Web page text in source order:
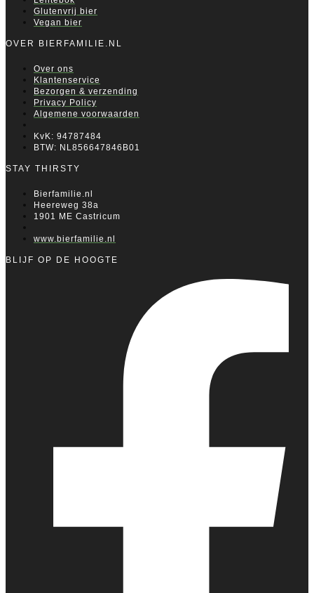
Glutenvrij bier
Vegan bier
OVER BIERFAMILIE.NL
Over ons
Klantenservice
Bezorgen & verzending
Privacy Policy
Algemene voorwaarden
KvK: 94787484
BTW: NL856647846B01
STAY THIRSTY
Bierfamilie.nl
Heereweg 38a
1901 ME Castricum
www.bierfamilie.nl
BLIJF OP DE HOOGTE